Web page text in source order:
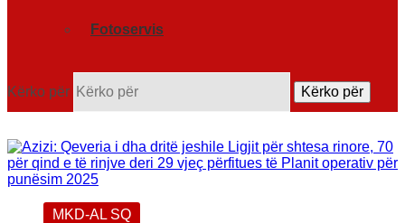
Fotoservis
Kërko për Kërko për
MKD-AL SQ